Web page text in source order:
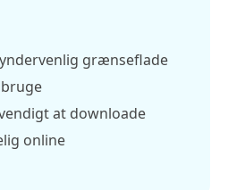
grænseflade
at downloade
online